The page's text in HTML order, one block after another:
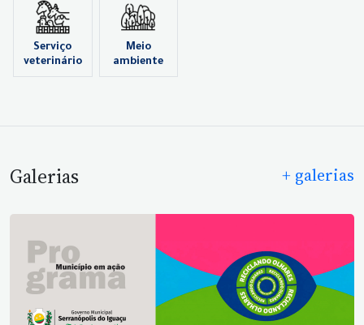
Serviço
veterinário
Meio
ambiente
Galerias + galerias